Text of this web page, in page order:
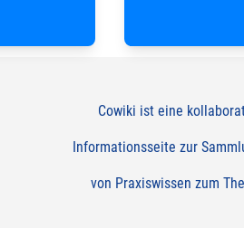
Cowiki ist eine
Informationsseite zur
von Praxiswissen zum